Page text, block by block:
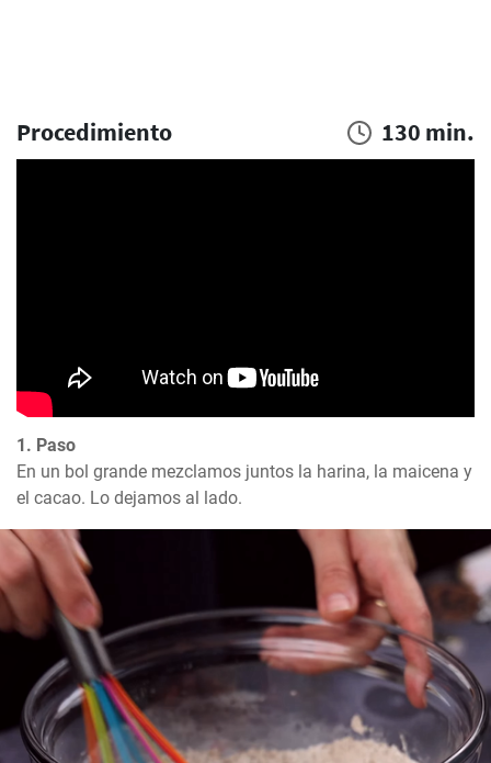
Procedimiento 130 min.
1. Paso
En un bol grande mezclamos juntos la harina, la maicena y
el cacao. Lo dejamos al lado.